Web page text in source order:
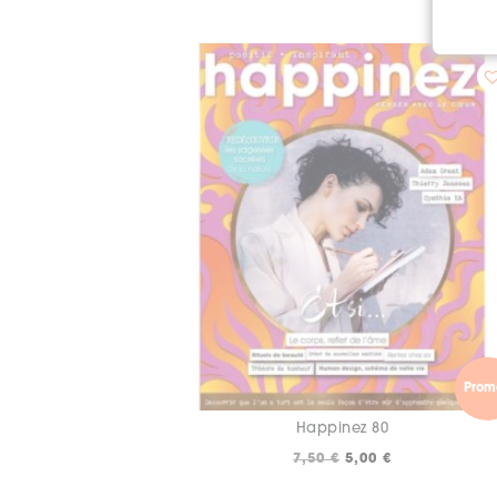
Happinez 80
7,50€ Le
5,00€